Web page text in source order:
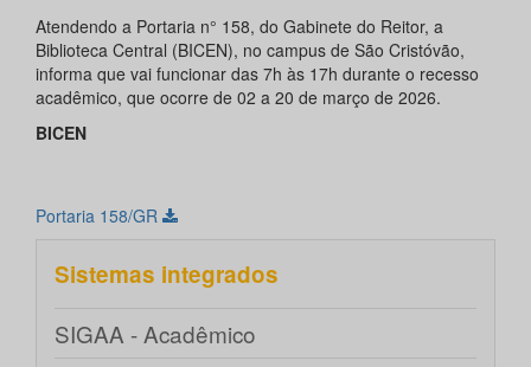
Atendendo a Portaria n° 158, do Gabinete do Reitor, a
Biblioteca Central (BICEN), no campus de São Cristóvão,
informa que vai funcionar das 7h às 17h durante o recesso
acadêmico, que ocorre de 02 a 20 de março de 2026.
BICEN
Portaria 158/GR
Sistemas integrados
SIGAA - Acadêmico